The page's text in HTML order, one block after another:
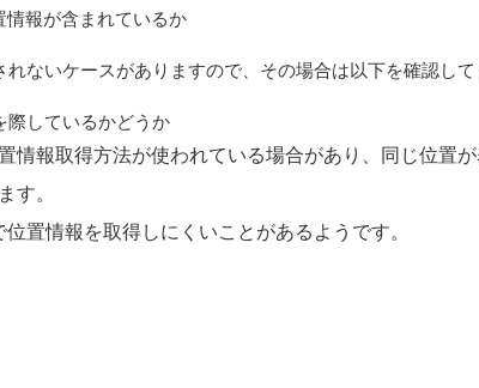
情報が含まれているか
ないケースがありますので、その場合は以下を確認して
際しているかどうか
報取得方法が使われている場合があり、同じ位置
す。
置情報を取得しにくいことがあるようです。